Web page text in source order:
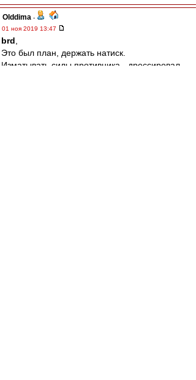
Olddima -
01 ноя 2019 13:47
brd
Это был план, держать натиск.
Изматывать силы противника - дрессировал